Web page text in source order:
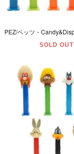
SOLD OUT